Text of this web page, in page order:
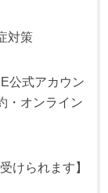
対策
公式アカウン
・オンライン
けられます】